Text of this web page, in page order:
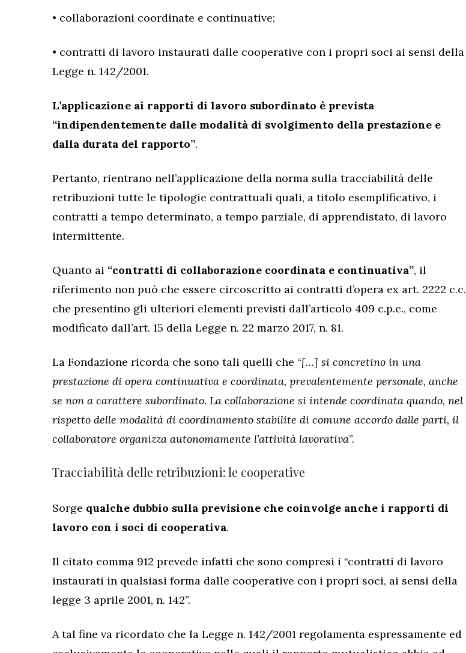
• collaborazioni coordinate e continuative;
• contratti di lavoro instaurati dalle cooperative con i propri soci ai sensi della
Legge n. 142/2001.
L’applicazione ai rapporti di lavoro subordinato è prevista
“indipendentemente dalle modalità di svolgimento della prestazione e
dalla durata del rapporto”.
Pertanto, rientrano nell’applicazione della norma sulla tracciabilità delle
retribuzioni tutte le tipologie contrattuali quali, a titolo esemplificativo, i
contratti a tempo determinato, a tempo parziale, di apprendistato, di lavoro
intermittente.
Quanto ai “contratti di collaborazione coordinata e continuativa”, il
riferimento non può che essere circoscritto ai contratti d’opera ex art. 2222 c.c.
che presentino gli ulteriori elementi previsti dall’articolo 409 c.p.c., come
modificato dall’art. 15 della Legge n. 22 marzo 2017, n. 81.
La Fondazione ricorda che sono tali quelli che “[…] si concretino in una
prestazione di opera continuativa e coordinata, prevalentemente personale, anche
se non a carattere subordinato. La collaborazione si intende coordinata quando, nel
rispetto delle modalità di coordinamento stabilite di comune accordo dalle parti, il
collaboratore organizza autonomamente l’attività lavorativa”.
Tracciabilità delle retribuzioni: le cooperative
Sorge qualche dubbio sulla previsione che coinvolge anche i rapporti di
lavoro con i soci di cooperativa.
Il citato comma 912 prevede infatti che sono compresi i “contratti di lavoro
instaurati in qualsiasi forma dalle cooperative con i propri soci, ai sensi della
legge 3 aprile 2001, n. 142”.
A tal fine va ricordato che la Legge n. 142/2001 regolamenta espressamente ed